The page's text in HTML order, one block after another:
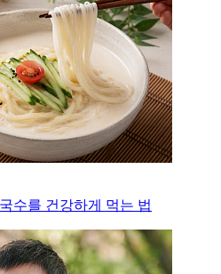
수를 건강하게 먹는 법